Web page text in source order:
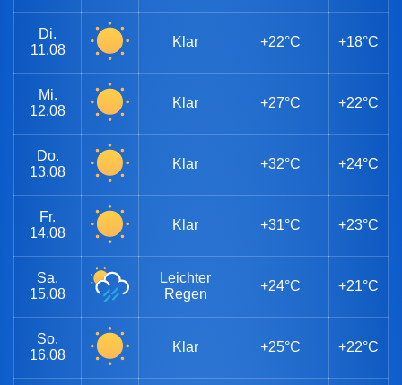
Di.
11.08
Klar +22°C +18°C
Mi.
12.08
Klar +27°C +22°C
Do.
13.08
Klar +32°C +24°C
Fr.
14.08
Klar +31°C +23°C
Sa.
15.08
Leichter
Regen
+24°C +21°C
So.
16.08
Klar +25°C +22°C